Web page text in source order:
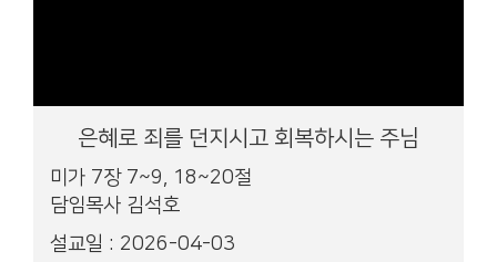
은혜로 죄를 던지시고 회복하시는 주님
미가 7장 7~9, 18~20절
담임목사 김석호
설교일 : 2026-04-03